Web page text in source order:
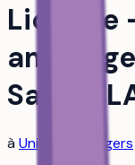
Licence
Santé
à Université Angers